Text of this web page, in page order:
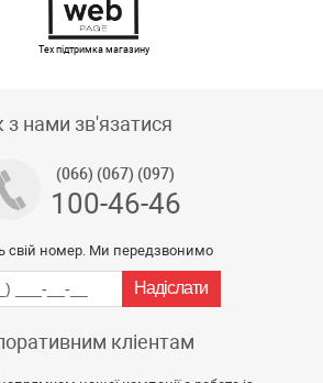
Тех підтримка магазину
з нами зв'язатися
(066) (067) (097)
100-46-46
свій номер. Ми передзвонимо
кліентам